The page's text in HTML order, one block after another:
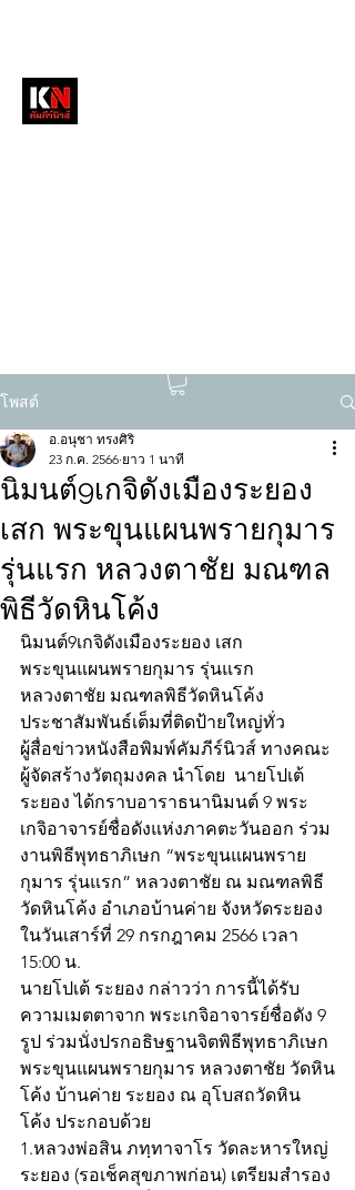
โพสต์
นิมนต์9เกจิดังเมืองระยอง
เสก พระขุนแผนพรายกุมาร
รุ่นแรก หลวงตาชัย มณฑล
พิธีวัดหินโค้ง
อ.อนุชา ทรงศิริ
23 ก.ค. 2566 ยาว 1 นาที
นิมนต์9เกจิดังเมืองระยอง เสก
พระขุนแผนพรายกุมาร รุ่นแรก
หลวงตาชัย มณฑลพิธีวัดหินโค้ง
ประชาสัมพันธ์เต็มที่ติดป้ายใหญ่ทั่ว
ผู้สื่อข่าวหนังสือพิมพ์คัมภีร์นิวส์ ทางคณะ
ผู้จัดสร้างวัตถุมงคล นำโดย  นายโปเต้
ระยอง ได้กราบอาราธนานิมนต์ 9 พระ
เกจิอาจารย์ชื่อดังแห่งภาคตะวันออก ร่วม
งานพิธีพุทธาภิเษก “พระขุนแผนพราย
กุมาร รุ่นแรก” หลวงตาชัย ณ มณฑลพิธี
วัดหินโค้ง อำเภอบ้านค่าย จังหวัดระยอง
ในวันเสาร์ที่ 29 กรกฎาคม 2566 เวลา
15:00 น.
นายโปเต้ ระยอง กล่าวว่า การนี้ได้รับ
ความเมตตาจาก พระเกจิอาจารย์ชื่อดัง 9
รูป ร่วมนั่งปรกอธิษฐานจิตพิธีพุทธาภิเษก
พระขุนแผนพรายกุมาร หลวงตาชัย วัดหิน
โค้ง บ้านค่าย ระยอง ณ อุโบสถวัดหิน
โค้ง ประกอบด้วย
1.หลวงพ่อสิน ภทฺทาจาโร วัดละหารใหญ่
ระยอง (รอเช็คสุขภาพก่อน) เตรียมสำรอง